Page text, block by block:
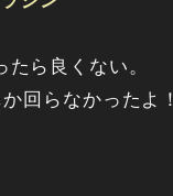
ら良くない。
回らなかったよ！